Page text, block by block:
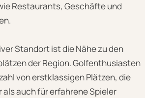
Restaurants, Geschäfte und
Standort ist die Nähe zu den
der Region. Golfenthusiasten
von erstklassigen Plätzen, die
als auch für erfahrene Spieler